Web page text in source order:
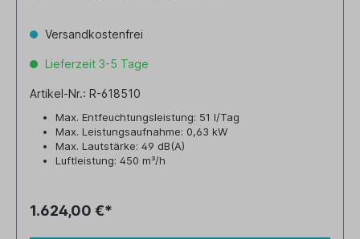
Versandkostenfrei
Lieferzeit 3-5 Tage
Artikel-Nr.: R-618510
Max. Entfeuchtungsleistung: 51 l/Tag
Max. Leistungsaufnahme: 0,63 kW
Max. Lautstärke: 49 dB(A)
Luftleistung: 450 m³/h
1.624,00 €*